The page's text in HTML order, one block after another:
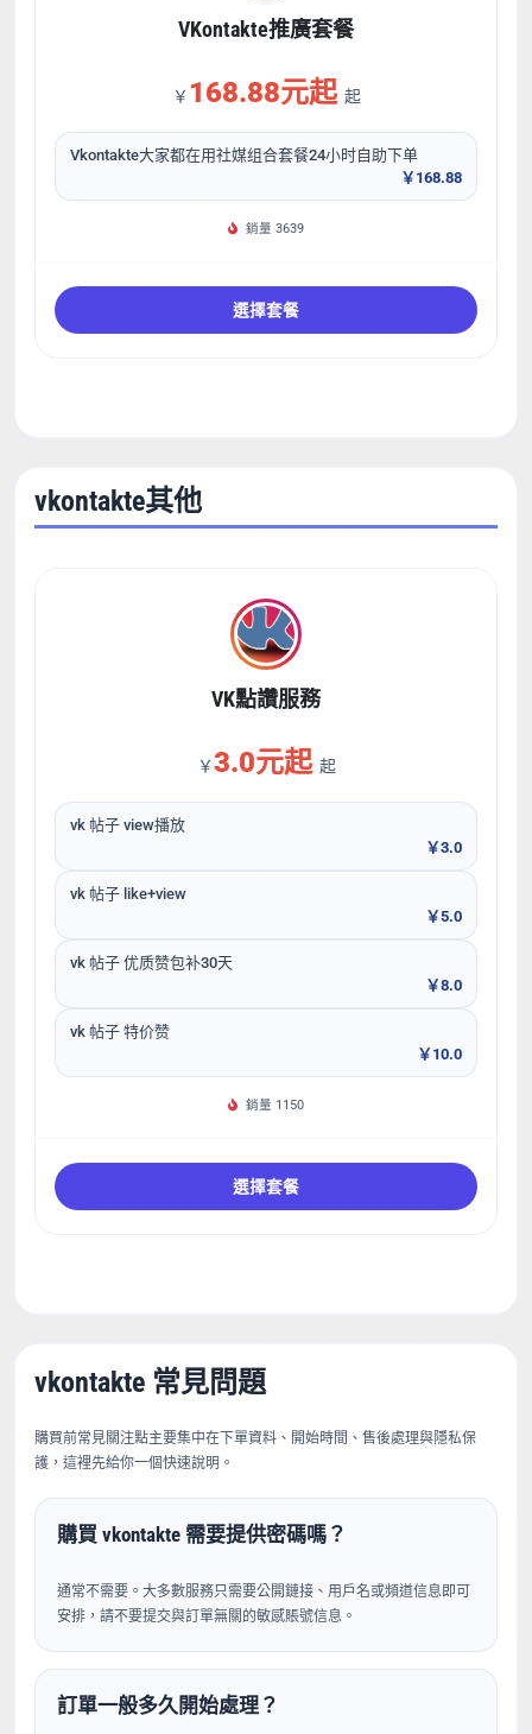
VKontakte推廣套餐
￥ 168.88元起 起
Vkontakte大家都在用社媒组合套餐24小时自助下单
￥168.88
銷量 3639
選擇套餐
vkontakte其他
VK點讚服務
￥3.0元起 起
vk 帖子 view播放
￥3.0
vk 帖子 like+view
￥5.0
vk 帖子 优质赞包补30天
￥8.0
vk 帖子 特价赞
￥10.0
銷量 1150
選擇套餐
vkontakte 常見問題
購買前常見關注點主要集中在下單資料、開始時間、售後處理與隱私保
護，這裡先給你一個快速說明。
購買 vkontakte 需要提供密碼嗎？
通常不需要。大多數服務只需要公開鏈接、用戶名或頻道信息即可
安排，請不要提交與訂單無關的敏感賬號信息。
訂單一般多久開始處理？